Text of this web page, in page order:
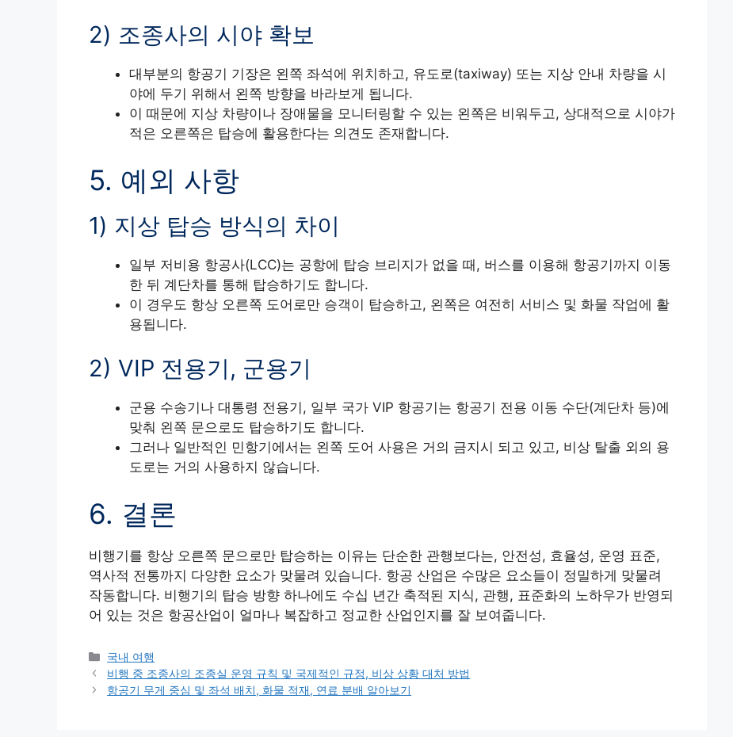
2) 조종사의 시야 확보
대부분의 항공기 기장은 왼쪽 좌석에 위치하고, 유도로(taxiway) 또는 지상 안내 차량을 시
야에 두기 위해서 왼쪽 방향을 바라보게 됩니다.
이 때문에 지상 차량이나 장애물을 모니터링할 수 있는 왼쪽은 비워두고, 상대적으로 시야가
적은 오른쪽은 탑승에 활용한다는 의견도 존재합니다.
5. 예외 사항
1) 지상 탑승 방식의 차이
일부 저비용 항공사(LCC)는 공항에 탑승 브리지가 없을 때, 버스를 이용해 항공기까지 이동
한 뒤 계단차를 통해 탑승하기도 합니다.
이 경우도 항상 오른쪽 도어로만 승객이 탑승하고, 왼쪽은 여전히 서비스 및 화물 작업에 활
용됩니다.
2) VIP 전용기, 군용기
군용 수송기나 대통령 전용기, 일부 국가 VIP 항공기는 항공기 전용 이동 수단(계단차 등)에
맞춰 왼쪽 문으로도 탑승하기도 합니다.
그러나 일반적인 민항기에서는 왼쪽 도어 사용은 거의 금지시 되고 있고, 비상 탈출 외의 용
도로는 거의 사용하지 않습니다.
6. 결론
비행기를 항상 오른쪽 문으로만 탑승하는 이유는 단순한 관행보다는, 안전성, 효율성, 운영 표준,
역사적 전통까지 다양한 요소가 맞물려 있습니다. 항공 산업은 수많은 요소들이 정밀하게 맞물려
작동합니다. 비행기의 탑승 방향 하나에도 수십 년간 축적된 지식, 관행, 표준화의 노하우가 반영되
어 있는 것은 항공산업이 얼마나 복잡하고 정교한 산업인지를 잘 보여줍니다.
Categories
국내 여행
비행 중 조종사의 조종실 운영 규칙 및 국제적인 규정, 비상 상황 대처 방법
항공기 무게 중심 및 좌석 배치, 화물 적재, 연료 분배 알아보기